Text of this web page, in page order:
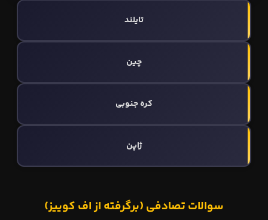
تایلند
چین
کره جنوبی
ژاپن
سوالات تصادفی (برگرفته از اف کوییز)